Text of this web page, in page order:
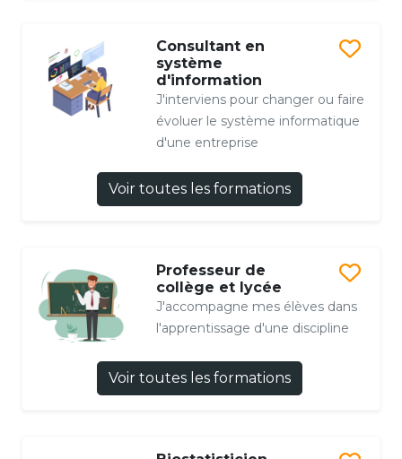
Consultant en
système
d'information
J'interviens pour changer ou faire
évoluer le système informatique
d'une entreprise
Voir toutes les formations
Professeur de
collège et lycée
J'accompagne mes élèves dans
l'apprentissage d'une discipline
Voir toutes les formations